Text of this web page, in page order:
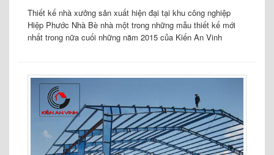
Thiết kế nhà xưởng sản xuất hiện đại tại khu công nghiệp
Hiệp Phước Nhà Bè nhà một trong những mẫu thiết kế mới
nhất trong nữa cuối những năm 2015 của Kiến An Vinh